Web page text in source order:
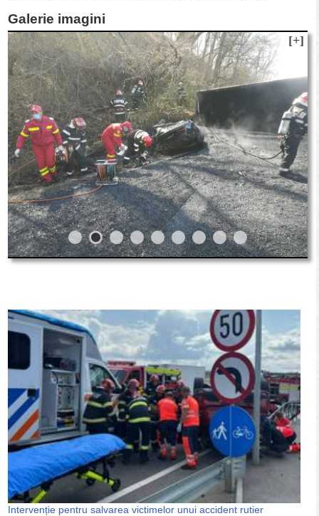
Galerie imagini
Intervenție pentru salvarea victimelor unui accident rutier